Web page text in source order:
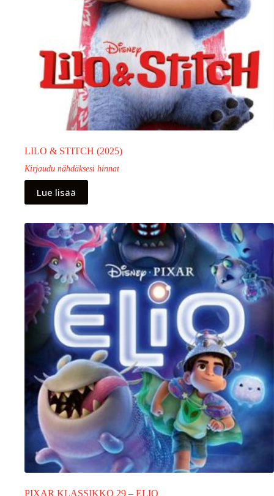
LILO & STITCH (2025)
Kirjaudu nähdäksesi hinnat
Lue lisää
PIXAR KLASSIKKO 29 – ELIO